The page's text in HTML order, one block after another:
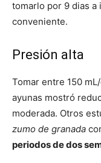
tomarlo por 9 dias a
conveniente.
Presión alta
Tomar entre 150
ayunas mostró
moderada. Otros
zumo de granada
periodos de dos